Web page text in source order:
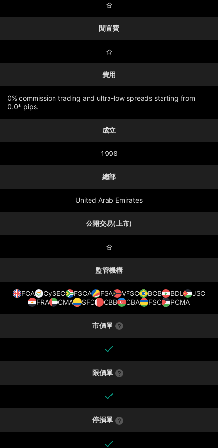
否
閒置費
否
費用
0% commission trading and ultra-low spreads starting from
0.0* pips.
成立
1998
總部
United Arab Emirates
公開交易(上市)
否
監管機構
FCA CySEC FSCA FSA VFSC BCB BDL
JSC
FRA
CMA SFC CBB CBA FSC PCMA
市價單
限價單
停損單